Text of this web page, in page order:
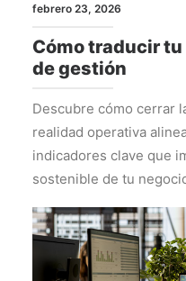
febrero 23, 2026
Cómo traducir
de gestión
Descubre cómo cerrar
realidad operativa
indicadores clave que
sostenible de tu